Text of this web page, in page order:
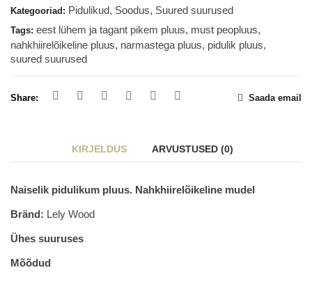
Kategooriad: Pidulikud, Soodus, Suured suurused
Tags: eest lühem ja tagant pikem pluus, must peopluus,
nahkhiirelõikeline pluus, narmastega pluus, pidulik pluus,
suured suurused
Share: Saada email
KIRJELDUS ARVUSTUSED (0)
Naiselik pidulikum pluus. Nahkhiirelõikeline mudel
Bränd: Lely Wood
Ühes suuruses
Mõõdud